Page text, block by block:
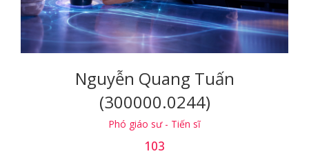
Nguyễn Quang Tuấn
(300000.0244)
Phó giáo sư - Tiến sĩ
103